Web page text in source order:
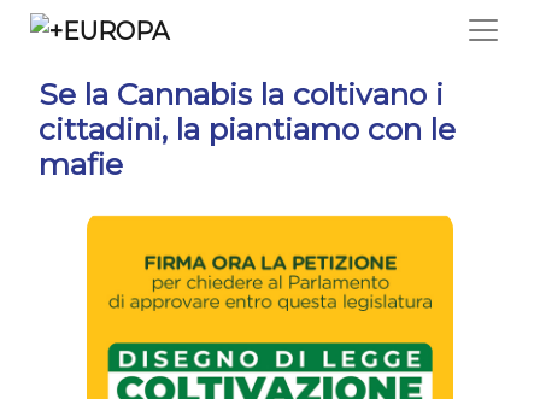
Salta
Se la Cannabis la coltivano i
cittadini, la piantiamo con le
mafie